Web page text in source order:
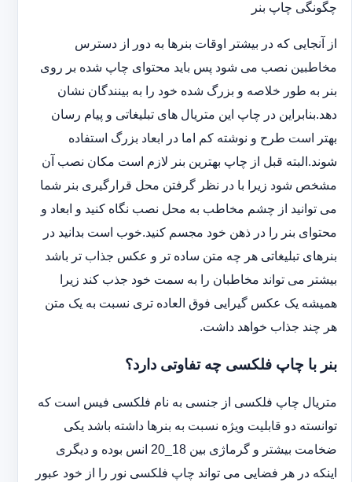
چگونگی چاپ بنر
از آنجایی که در بیشتر اوقات بنرها به دور از دسترس
مخاطبین نصب می شود پس باید محتوای چاپ شده بر روی
بنر به طور خلاصه و بزرگ شده خود را به بینندگان نشان
دهد.بنابراین در چاپ این متریال های تبلیغاتی و پیام رسان
بهتر است طرح و نوشته کم اما در ابعاد بزرگ استفاده
شوند.البته قبل از چاپ بهترین بنر لازم است مکان نصب آن
مشخص شود زیرا با در نظر گرفتن محل قرارگیری بنر شما
می توانید از چشم مخاطب به محل نصب نگاه کنید و ابعاد و
محتوای بنر را در ذهن خود مجسم کنید.خوب است بدانید در
بنرهای تبلیغاتی هر چه متن ساده تر و عکس جذاب تر باشد
بیشتر می تواند مخاطبان را به سمت خود جذب کند زیرا
همیشه یک عکس گیرایی فوق العاده تری نسبت به یک متن
هر چند جذاب خواهد داشت.
بنر با چاپ فلکسی چه تفاوتی دارد؟
متریال چاپ فلکسی از جنسی به نام فلکسی فیس است که
توانسته دو قابلیت ویژه نسبت به بنرها داشته باشد یکی
ضخامت بیشتر و گرماژی بین 18_20 انس بوده و دیگری
اینکه در هر فضایی می تواند چاپ فلکسی نور را از خود عبور